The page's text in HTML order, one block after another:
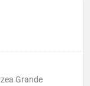
Grande